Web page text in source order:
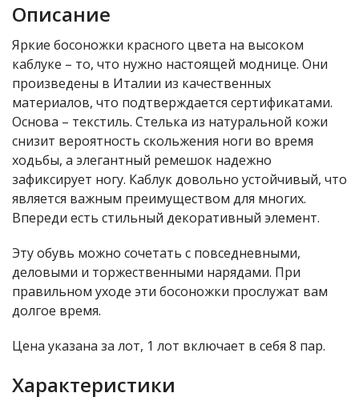
Описание
Яркие босоножки красного цвета на высоком
каблуке – то, что нужно настоящей моднице. Они
произведены в Италии из качественных
материалов, что подтверждается сертификатами.
Основа – текстиль. Стелька из натуральной кожи
снизит вероятность скольжения ноги во время
ходьбы, а элегантный ремешок надежно
зафиксирует ногу. Каблук довольно устойчивый, что
является важным преимуществом для многих.
Впереди есть стильный декоративный элемент.
Эту обувь можно сочетать с повседневными,
деловыми и торжественными нарядами. При
правильном уходе эти босоножки прослужат вам
долгое время.
Цена указана за лот, 1 лот включает в себя 8 пар.
Характеристики